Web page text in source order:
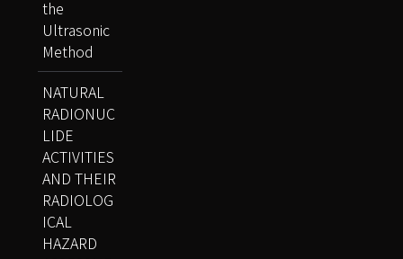
the
Ultrasonic
Method
NATURAL
RADIONUC
LIDE
ACTIVITIES
AND THEIR
RADIOLOG
ICAL
HAZARD